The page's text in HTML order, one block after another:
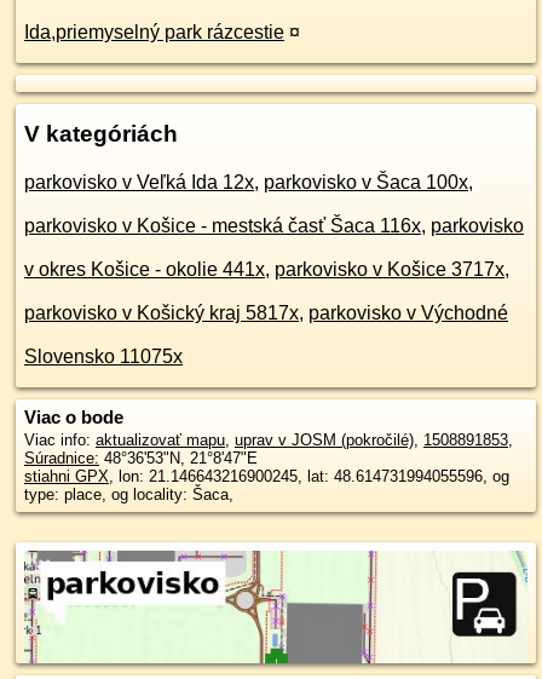
Ida,priemyselný park rázcestie ¤
V kategóriách
parkovisko v Veľká Ida 12x, parkovisko v Šaca 100x,
parkovisko v Košice - mestská časť Šaca 116x, parkovisko
v okres Košice - okolie 441x, parkovisko v Košice 3717x,
parkovisko v Košický kraj 5817x, parkovisko v Východné
Slovensko 11075x
Viac o bode
Viac info: aktualizovať mapu, uprav v JOSM (pokročilé), 1508891853,
Súradnice: 48°36'53"N, 21°8'47"E
stiahni GPX, lon: 21.146643216900245, lat: 48.614731994055596, og
type: place, og locality: Šaca,